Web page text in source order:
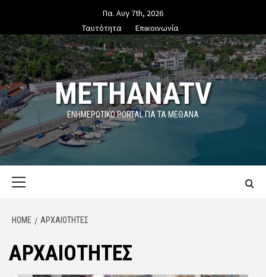
content
Πα. Αυγ 7th, 2026
Ταυτότητα
Επικοινωνία
METHANATV
ΕΝΗΜΕΡΩΤΙΚΌ PORTAL ΓΙΑ ΤΑ ΜΕΘΑΝΑ
HOME ΑΡΧΑΙΟΤΗΤΕΣ
ΑΡΧΑΙΟΤΗΤΕΣ